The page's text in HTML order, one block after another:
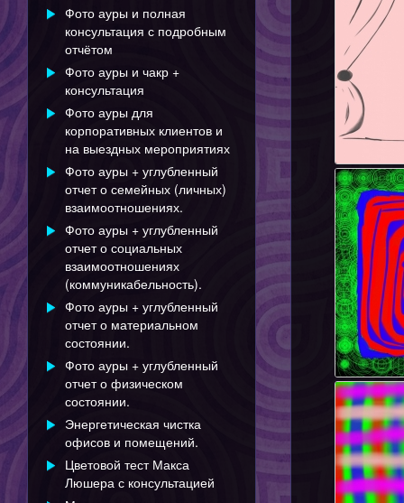
Фото ауры и полная
консультация с подробным
отчётом
Фото ауры и чакр +
консультация
Фото ауры для
корпоративных клиентов и
на выездных мероприятиях
Фото ауры + углубленный
отчет о семейных (личных)
взаимоотношениях.
Фото ауры + углубленный
отчет о социальных
взаимоотношениях
(коммуникабельность).
Фото ауры + углубленный
отчет о материальном
состоянии.
Фото ауры + углубленный
отчет о физическом
состоянии.
Энергетическая чистка
офисов и помещений.
Цветовой тест Макса
Люшера с консультацией